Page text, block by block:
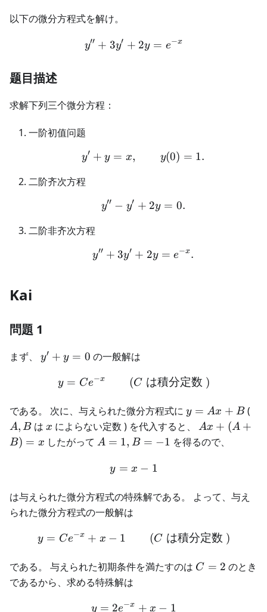
以下の微分方程式を解け。
y'' + 3y' + 2y = e^{-x}
y′′ + 3y′ + 2y = e−x
题目描述
求解下列三个微分方程：
一阶初值问题
y'+y=x,\qquad y(0)=1.
y′ + y = x, y(0) = 1.
二阶齐次方程
y''-y'+2y=0.
y′′ − y′ + 2y = 0.
二阶非齐次方程
y''+3y'+2y=e^{-x}.
y′′ + 3y′ + 2y = e−x.
Kai
問題 1
まず、 y'+y=0
y′ + y = 0 の一般解は
\begin{aligned} y = C
y = Ce−x (C は積分定数 )
である。 次に、与えられた微分方程式に y =
Ax+B
y = Ax + B (
A, B はx
x によらない定数 ) を代入すると、Ax+
(A+B)=x
Ax + (A +
B) = x したがって A=1,B=-1
A = 1, B = −1 を得るので、
\begin{aligned} y = x - 1
y = x − 1
は与えられた微分方程式の特殊解である。 よって、与え
られた微分方程式の一般解は
\begin{aligned} y = C
y = Ce−x + x − 1 (C は積分定数 )
である。 与えられた初期条件を満たすのは C=2
C = 2 のとき
であるから、求める特殊解は
\begin{aligned} y = 2
y = 2e−x + x − 1